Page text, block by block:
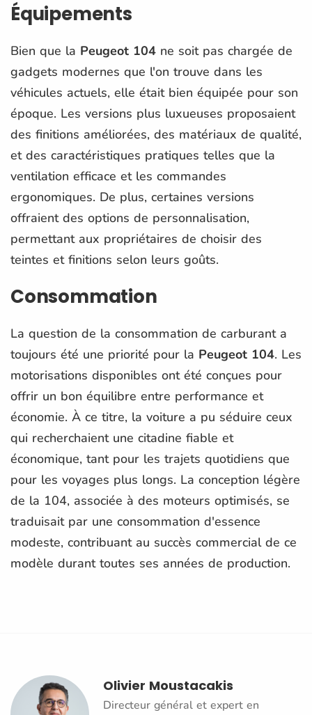
Équipements
Bien que la Peugeot 104 ne soit pas chargée de
gadgets modernes que l'on trouve dans les
véhicules actuels, elle était bien équipée pour son
époque. Les versions plus luxueuses proposaient
des finitions améliorées, des matériaux de qualité,
et des caractéristiques pratiques telles que la
ventilation efficace et les commandes
ergonomiques. De plus, certaines versions
offraient des options de personnalisation,
permettant aux propriétaires de choisir des
teintes et finitions selon leurs goûts.
Consommation
La question de la consommation de carburant a
toujours été une priorité pour la Peugeot 104. Les
motorisations disponibles ont été conçues pour
offrir un bon équilibre entre performance et
économie. À ce titre, la voiture a pu séduire ceux
qui recherchaient une citadine fiable et
économique, tant pour les trajets quotidiens que
pour les voyages plus longs. La conception légère
de la 104, associée à des moteurs optimisés, se
traduisait par une consommation d'essence
modeste, contribuant au succès commercial de ce
modèle durant toutes ses années de production.
Olivier Moustacakis
Directeur général et expert en